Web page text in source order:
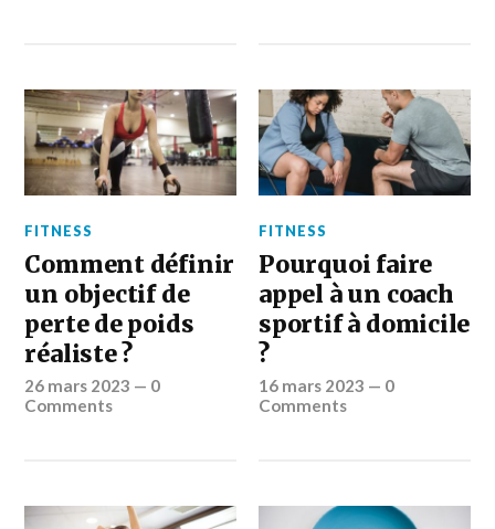
FITNESS
Comment définir
un objectif de
perte de poids
réaliste ?
26 mars 2023 — 0
Comments
FITNESS
Pourquoi faire
appel à un coach
sportif à domicile
?
16 mars 2023 — 0
Comments